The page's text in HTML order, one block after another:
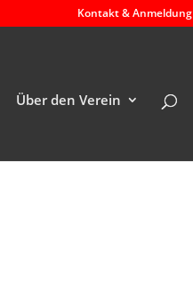
Kontakt & Anmeldung
Über den Verein